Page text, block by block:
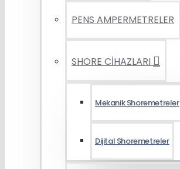
PENS AMPERMETRELER
SHORE CİHAZLARI
Mekanik Shoremetreler
Dijital Shoremetreler